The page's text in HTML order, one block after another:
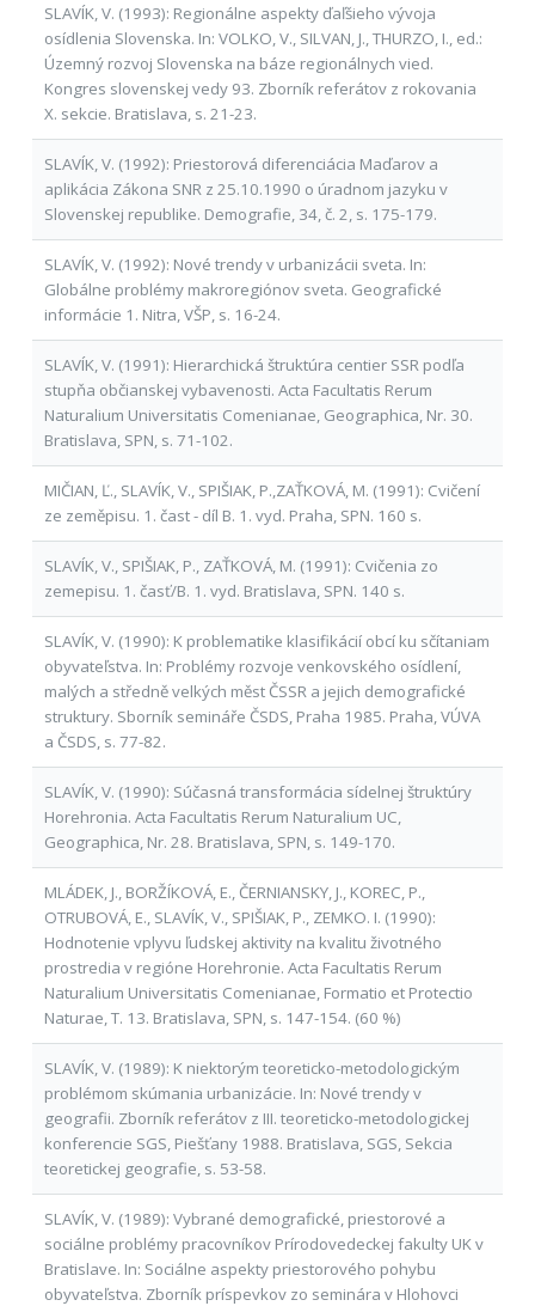
SLAVÍK, V. (1993): Regionálne aspekty ďaľšieho vývoja
osídlenia Slovenska. In: VOLKO, V., SILVAN, J., THURZO, I., ed.:
Územný rozvoj Slovenska na báze regionálnych vied.
Kongres slovenskej vedy 93. Zborník referátov z rokovania
X. sekcie. Bratislava, s. 21-23.
SLAVÍK, V. (1992): Priestorová diferenciácia Maďarov a
aplikácia Zákona SNR z 25.10.1990 o úradnom jazyku v
Slovenskej republike. Demografie, 34, č. 2, s. 175-179.
SLAVÍK, V. (1992): Nové trendy v urbanizácii sveta. In:
Globálne problémy makroregiónov sveta. Geografické
informácie 1. Nitra, VŠP, s. 16-24.
SLAVÍK, V. (1991): Hierarchická štruktúra centier SSR podľa
stupňa občianskej vybavenosti. Acta Facultatis Rerum
Naturalium Universitatis Comenianae, Geographica, Nr. 30.
Bratislava, SPN, s. 71-102.
MIČIAN, Ľ., SLAVÍK, V., SPIŠIAK, P.,ZAŤKOVÁ, M. (1991): Cvičení
ze zeměpisu. 1. čast - díl B. 1. vyd. Praha, SPN. 160 s.
SLAVÍK, V., SPIŠIAK, P., ZAŤKOVÁ, M. (1991): Cvičenia zo
zemepisu. 1. časť/B. 1. vyd. Bratislava, SPN. 140 s.
SLAVÍK, V. (1990): K problematike klasifikácií obcí ku sčítaniam
obyvateľstva. In: Problémy rozvoje venkovského osídlení,
malých a středně velkých měst ČSSR a jejich demografické
struktury. Sborník semináře ČSDS, Praha 1985. Praha, VÚVA
a ČSDS, s. 77-82.
SLAVÍK, V. (1990): Súčasná transformácia sídelnej štruktúry
Horehronia. Acta Facultatis Rerum Naturalium UC,
Geographica, Nr. 28. Bratislava, SPN, s. 149-170.
MLÁDEK, J., BORŽÍKOVÁ, E., ČERNIANSKY, J., KOREC, P.,
OTRUBOVÁ, E., SLAVÍK, V., SPIŠIAK, P., ZEMKO. I. (1990):
Hodnotenie vplyvu ľudskej aktivity na kvalitu životného
prostredia v regióne Horehronie. Acta Facultatis Rerum
Naturalium Universitatis Comenianae, Formatio et Protectio
Naturae, T. 13. Bratislava, SPN, s. 147-154. (60 %)
SLAVÍK, V. (1989): K niektorým teoreticko-metodologickým
problémom skúmania urbanizácie. In: Nové trendy v
geografii. Zborník referátov z III. teoreticko-metodologickej
konferencie SGS, Piešťany 1988. Bratislava, SGS, Sekcia
teoretickej geografie, s. 53-58.
SLAVÍK, V. (1989): Vybrané demografické, priestorové a
sociálne problémy pracovníkov Prírodovedeckej fakulty UK v
Bratislave. In: Sociálne aspekty priestorového pohybu
obyvateľstva. Zborník príspevkov zo seminára v Hlohovci